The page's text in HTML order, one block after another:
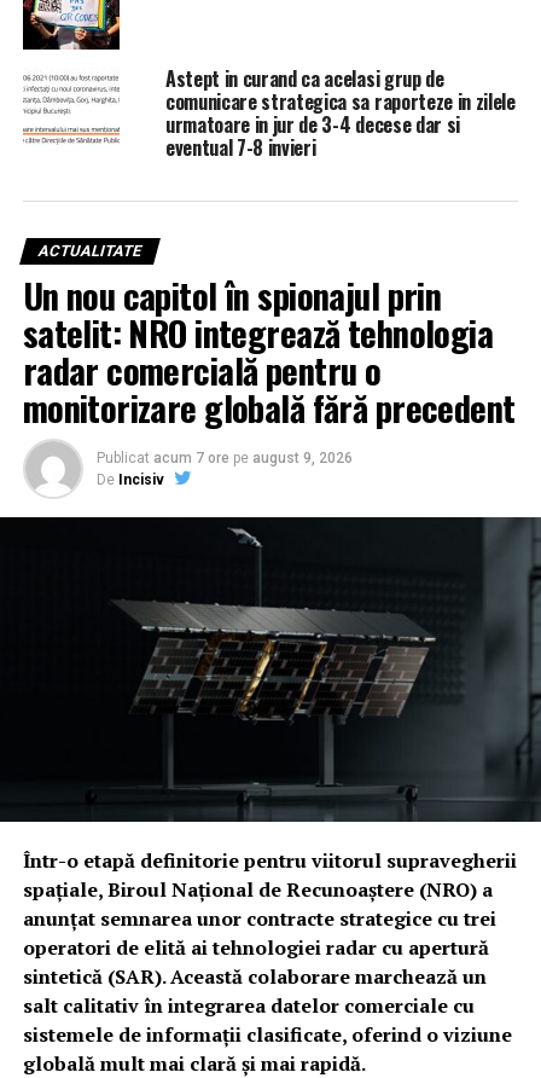
Astept in curand ca acelasi grup de
comunicare strategica sa raporteze in zilele
urmatoare in jur de 3-4 decese dar si
eventual 7-8 invieri
ACTUALITATE
Un nou capitol în spionajul prin
satelit: NRO integrează tehnologia
radar comercială pentru o
monitorizare globală fără precedent
Publicat acum 7 ore pe august 9, 2026
De Incisiv
Într-o etapă definitorie pentru viitorul supravegherii
spațiale, Biroul Național de Recunoaștere (NRO) a
anunțat semnarea unor contracte strategice cu trei
operatori de elită ai tehnologiei radar cu apertură
sintetică (SAR). Această colaborare marchează un
salt calitativ în integrarea datelor comerciale cu
sistemele de informații clasificate, oferind o viziune
globală mult mai clară și mai rapidă.